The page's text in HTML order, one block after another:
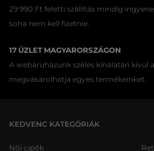
29 990 Ft feletti szállítás mindig
soha nem kell fizetnie.
17 ÜZLET MAGYARORSZÁGON
A webáruházunk széles kínálatán kívül
megvásárolhatja egyes termékeinket.
KEDVENC KATEGÓRIÁK
Női cipők